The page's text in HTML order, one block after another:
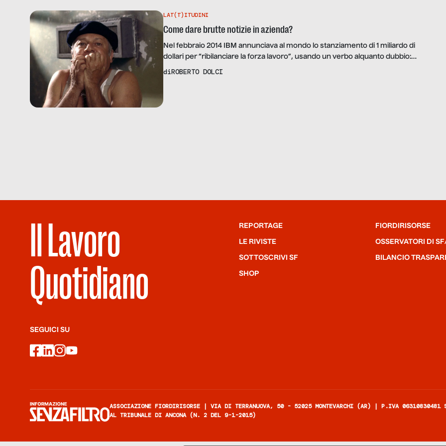
LAT(T)ITUDINI
Come dare brutte notizie in azienda?
Nel febbraio 2014 IBM annunciava al mondo lo stanziamento di 1 miliardo di
dollari per “ribilanciare la forza lavoro”, usando un verbo alquanto dubbio:
“ribilanciare” indica che se una parte cresce l’altra diminuisce. Non in questo
diROBERTO DOLCI
Il Lavoro
Quotidiano
SEGUICI SU
facebook
linkedin
instagram
youtube
REPORTAGE
LE RIVISTE
SOTTOSCRIVI SF
SHOP
FIORDIRISORSE
OSSERVATORI DI
BILANCIO
ASSOCIAZIONE FIORDIRISORSE | VIA DI TERRANUOVA, 50 - 52025 MONTEVARCHI (AR) | P.IVA 06310830481
AL TRIBUNALE DI ANCONA (N. 2 DEL 9-1-2015)